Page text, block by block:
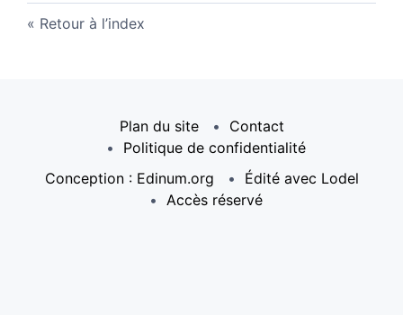
Retour à l’index
Plan du site
Contact
Politique de confidentialité
Conception : Edinum.org
Édité avec Lodel
Accès réservé